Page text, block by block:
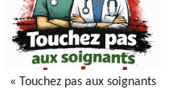
« Touchez pas aux soignants